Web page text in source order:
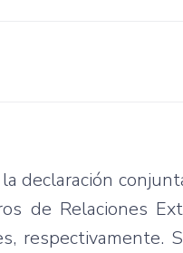
de Relaciones
respectivamente.